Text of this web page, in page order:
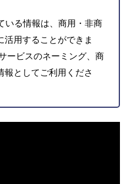
いる情報は、商用・非商
活用することができま
ービスのネーミング、商
としてご利用くださ